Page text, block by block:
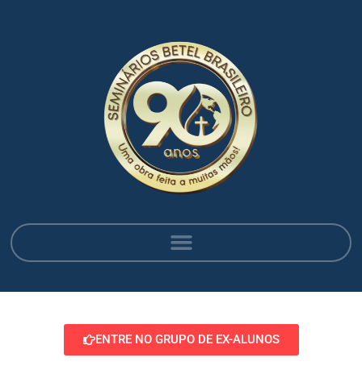
ENTRE NO GRUPO DE EX-ALUNOS